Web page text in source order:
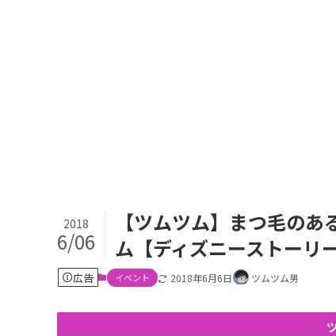
【ツムツム】まつ毛の
ム【ディズニーストーリ
2018
6/06
広告 イベント 2018年6月6日 ツムツム男